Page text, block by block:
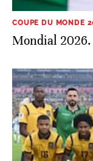
COUPE DU MONDE
Mondial